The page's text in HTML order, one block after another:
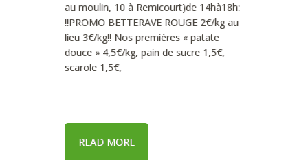
au moulin, 10 à Remicourt)de 14hà18h:
!!PROMO BETTERAVE ROUGE 2€/kg au
lieu 3€/kg!! Nos premières « patate
douce » 4,5€/kg, pain de sucre 1,5€,
scarole 1,5€,
READ MORE